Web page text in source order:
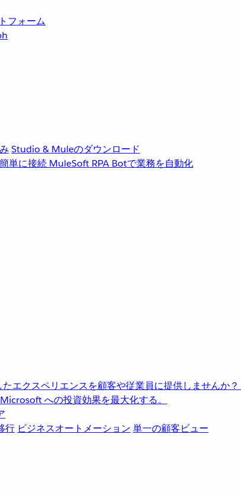
フォーム
Studio & Muleのダウンロード
単に接続 MuleSoft RPA Botで業務を自動化
エクスペリエンスを顧客や従業員に提供しませんか？
への投資効果を最大化する。
行 ビジネスオートメーション 単一の顧客ビュー